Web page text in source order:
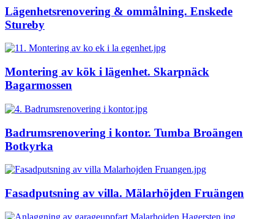
Lägenhetsrenovering & ommålning. Enskede
Stureby
Montering av kök i lägenhet. Skarpnäck
Bagarmossen
Badrumsrenovering i kontor. Tumba Broängen
Botkyrka
Fasadputsning av villa. Mälarhöjden Fruängen